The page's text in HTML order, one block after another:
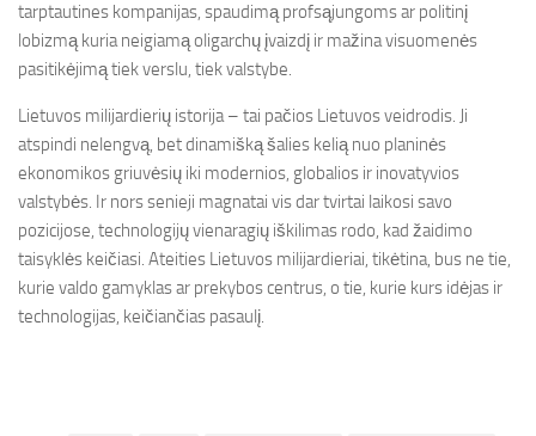
tarptautines kompanijas, spaudimą profsąjungoms ar politinį
lobizmą kuria neigiamą oligarchų įvaizdį ir mažina visuomenės
pasitikėjimą tiek verslu, tiek valstybe.
Lietuvos milijardierių istorija – tai pačios Lietuvos veidrodis. Ji
atspindi nelengvą, bet dinamišką šalies kelią nuo planinės
ekonomikos griuvėsių iki modernios, globalios ir inovatyvios
valstybės. Ir nors senieji magnatai vis dar tvirtai laikosi savo
pozicijose, technologijų vienaragių iškilimas rodo, kad žaidimo
taisyklės keičiasi. Ateities Lietuvos milijardieriai, tikėtina, bus ne tie,
kurie valdo gamyklas ar prekybos centrus, o tie, kurie kurs idėjas ir
technologijas, keičiančias pasaulį.